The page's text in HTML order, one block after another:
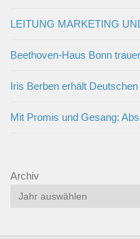
LEITUNG MARKETING
Beethoven-Haus Bonn
Iris Berben erhält
Mit Promis und Gesang:
Archiv